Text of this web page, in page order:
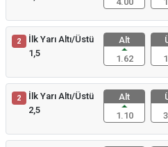
2
İlk Yarı Altı/Üstü
1,5
Alt
1.62
2
İlk Yarı Altı/Üstü
2,5
Alt
1.10